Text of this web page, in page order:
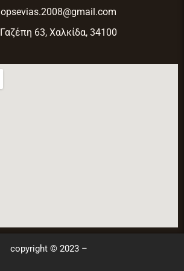
opsevias.2008@gmail.com
Γαζέπη 63, Χαλκίδα, 34100
copyright © 2023 –